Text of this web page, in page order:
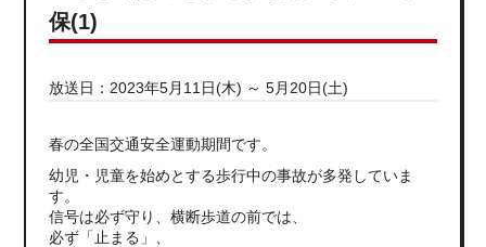
保(1)
放送日：2023年5月11日(木) ～ 5月20日(土)
春の全国交通安全運動期間です。
幼児・児童を始めとする歩行中の事故が多発していま
す。
信号は必ず守り、横断歩道の前では、
必ず「止まる」、